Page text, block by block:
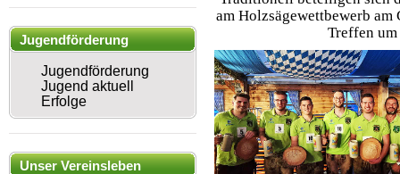
Jugendförderung
Jugendförderung
Jugend aktuell
Erfolge
Unser Vereinsleben
am Holzsägewettbewerb am
Treffen